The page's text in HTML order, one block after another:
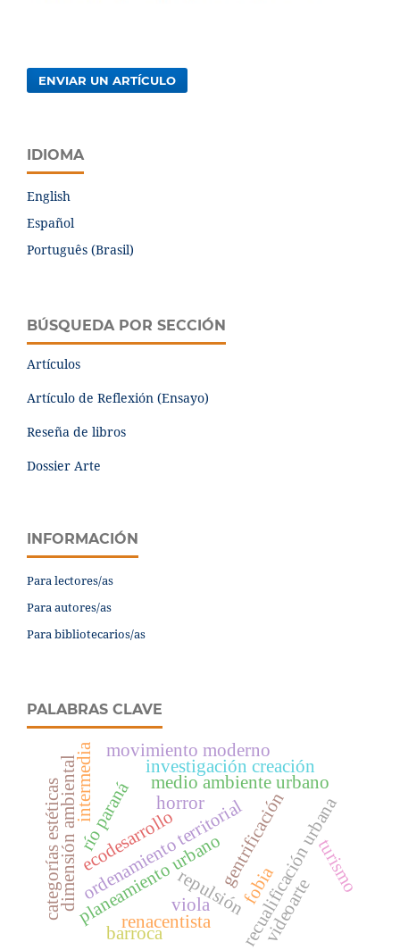
ENVIAR UN ARTÍCULO
IDIOMA
English
Español
Português (Brasil)
BÚSQUEDA POR SECCIÓN
Artículos
Artículo de Reflexión (Ensayo)
Reseña de libros
Dossier Arte
INFORMACIÓN
Para lectores/as
Para autores/as
Para bibliotecarios/as
PALABRAS CLAVE
gentrificación
ecodesarrollo
repulsión
horror
planeamiento urbano
medio ambiente urbano
recualificación urbana
dimensión ambientalordenamiento territorial
categorías estéticas viola videoarte
renacentista
barroca
investigación creación
movimiento moderno
fobia
río paraná
turismo
intermedia